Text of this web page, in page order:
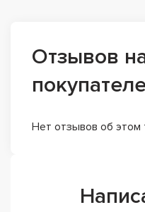
Отзывов
Нет отзывов об этом